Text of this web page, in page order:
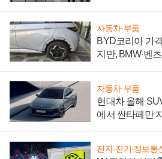
자동차·부품
BYD코리아 가
지만, BMW·벤
자동차·부품
현대차 올해
에서 싼타페만
전자·전기·정보통